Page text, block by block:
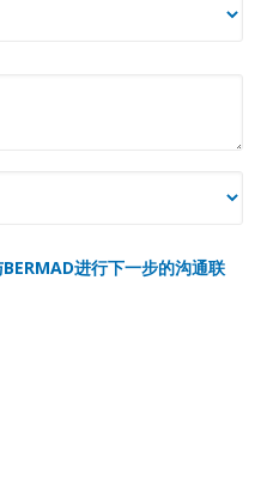
进行下一步的沟通联